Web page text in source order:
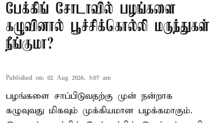
பேக்கிங் சோடாவில் பழங்களை
கழுவினால் பூச்சிக்கொல்லி மருந்துகள்
நீங்குமா?
Published on: 02 Aug 2026, 5:07 am
பழங்களை சாப்பிடுவதற்கு முன் நன்றாக
கழுவுவது மிகவும் முக்கியமான பழக்கமாகும்.